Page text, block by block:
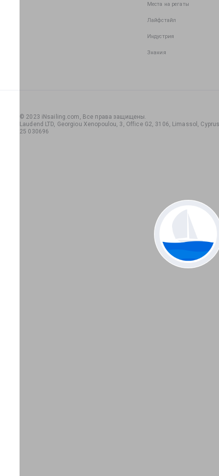
Места на регаты
Лайфстайл
Индустрия
Знания
© 2023 iNsailing.com, Все права защищены.
Laudend LTD, Georgiou Xenopoulou, 3, Office G2, 3106, Limassol,
25 030696